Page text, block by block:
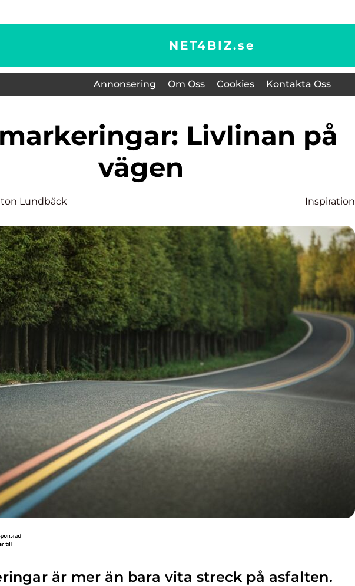
NET4BIZ.se
Annonsering Om Oss Cookies Kontakta Oss
vägen
Lundbäck Inspiration
är mer än bara vita streck på asfalten.